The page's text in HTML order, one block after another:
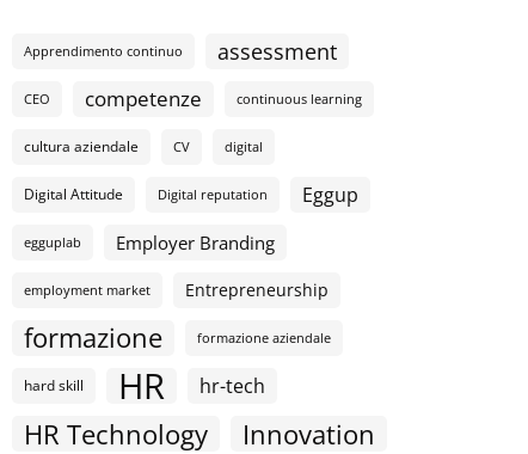
Apprendimento continuo assessment
CEO competenze continuous learning
cultura aziendale CV digital
Digital Attitude Digital reputation Eggup
egguplab Employer Branding
employment market Entrepreneurship
formazione formazione aziendale
hard skill HR hr-tech
HR Technology Innovation